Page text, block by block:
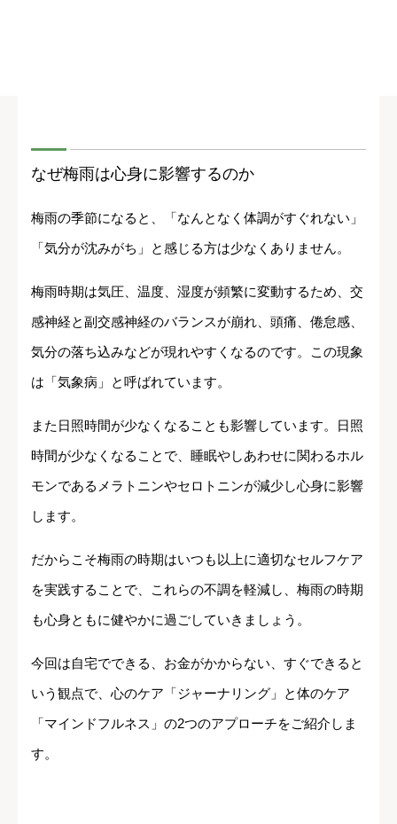
なぜ梅雨は心身に影響するのか
梅雨の季節になると、「なんとなく体調がすぐれない」
「気分が沈みがち」と感じる方は少なくありません。
梅雨時期は気圧、温度、湿度が頻繁に変動するため、交
感神経と副交感神経のバランスが崩れ、頭痛、倦怠感、
気分の落ち込みなどが現れやすくなるのです。この現象
は「気象病」と呼ばれています。
また日照時間が少なくなることも影響しています。日照
時間が少なくなることで、睡眠やしあわせに関わるホル
モンであるメラトニンやセロトニンが減少し心身に影響
します。
だからこそ梅雨の時期はいつも以上に適切なセルフケア
を実践することで、これらの不調を軽減し、梅雨の時期
も心身ともに健やかに過ごしていきましょう。
今回は自宅でできる、お金がかからない、すぐできると
いう観点で、心のケア「ジャーナリング」と体のケア
「マインドフルネス」の2つのアプローチをご紹介しま
す。